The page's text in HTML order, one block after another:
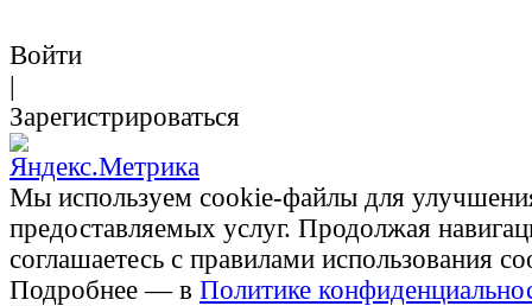
Войти
|
Зарегистрироваться
Мы используем cookie-файлы для
предоставляемых услуг. Продолжая
соглашаетесь с правилами использования
Подробнее — в Политике